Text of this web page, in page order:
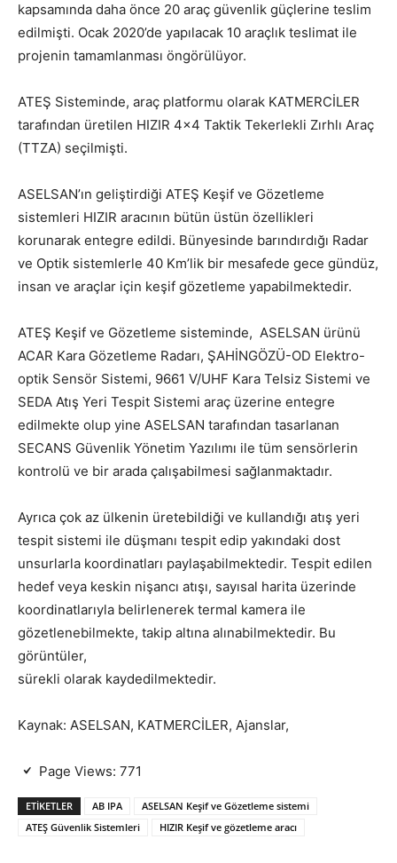
kapsamında daha önce 20 araç güvenlik güçlerine teslim
edilmişti. Ocak 2020’de yapılacak 10 araçlık teslimat ile
projenin tamamlanması öngörülüyor.
ATEŞ Sisteminde, araç platformu olarak KATMERCİLER
tarafından üretilen HIZIR 4×4 Taktik Tekerlekli Zırhlı Araç
(TTZA) seçilmişti.
ASELSAN’ın geliştirdiği ATEŞ Keşif ve Gözetleme
sistemleri HIZIR aracının bütün üstün özellikleri
korunarak entegre edildi. Bünyesinde barındırdığı Radar
ve Optik sistemlerle 40 Km’lik bir mesafede gece gündüz,
insan ve araçlar için keşif gözetleme yapabilmektedir.
ATEŞ Keşif ve Gözetleme sisteminde, ASELSAN ürünü
ACAR Kara Gözetleme Radarı, ŞAHİNGÖZÜ-OD Elektro-
optik Sensör Sistemi, 9661 V/UHF Kara Telsiz Sistemi ve
SEDA Atış Yeri Tespit Sistemi araç üzerine entegre
edilmekte olup yine ASELSAN tarafından tasarlanan
SECANS Güvenlik Yönetim Yazılımı ile tüm sensörlerin
kontrolü ve bir arada çalışabilmesi sağlanmaktadır.
Ayrıca çok az ülkenin üretebildiği ve kullandığı atış yeri
tespit sistemi ile düşmanı tespit edip yakındaki dost
unsurlarla koordinatları paylaşabilmektedir. Tespit edilen
hedef veya keskin nişancı atışı, sayısal harita üzerinde
koordinatlarıyla belirlenerek termal kamera ile
gözetlenebilmekte, takip altına alınabilmektedir. Bu
görüntüler,
sürekli olarak kaydedilmektedir.
Kaynak: ASELSAN, KATMERCİLER, Ajanslar,
Page Views: 771
ETIKETLER AB IPA
ASELSAN Keşif ve Gözetleme sistemi
ATEŞ Güvenlik Sistemleri
HIZIR Keşif ve gözetleme aracı